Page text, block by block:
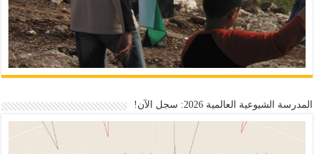
المدرسة الشيوعية العالمية 2026: سجل الآن!